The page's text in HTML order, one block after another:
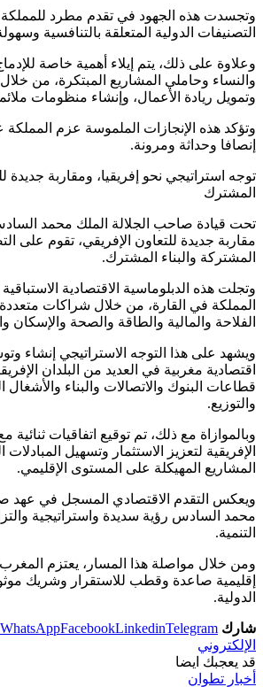
وتجسدت هذه الجهود في تقدم مطرد
التصنيفات الدولية المتعلقة بالتنافسية
وعلاوة على ذلك، يتم إيلاء أهمية خاصة
والنساء وحاملي المشاريع المبتكرة، من خلال
وتمويل ريادة الأعمال، وإنشاء منظومات
وتؤكد هذه الإنجازات الملموسة عزم المملكة
إنصافا وحداثة ومرونة.
توجه استراتيجي نحو إفريقيا، ومقاربة جديدة
المشترك
تحت قيادة صاحب الجلالة الملك محمد
مقاربة جديدة للتعاون الإفريقي، تقوم على
المشتركة والبناء المشترك.
وتجلت هذه الدبلوماسية الاقتصادية
المملكة في القارة، من خلال شراكات متعددة
الفلاحة والمالية والطاقة والصحة والإسكان
ويشهد على هذا التوجه الاستراتيجي إنشاء
اقتصادية مغربية في العديد من البلدان
قطاعات البنوك والاتصالات والبناء والأشغال
والتوزيع.
وبالموازاة مع ذلك، تم توقيع اتفاقيات ثنائية
الإفريقية لتعزيز الاستثمار وتسهيل المبادلات
المشاريع المهيكلة على المستوى الإقليمي.
ويعكس التقدم الاقتصادي المسجل في عهد
محمد السادس رؤية سديدة واستراتيجية
التنمية.
ومن خلال مواصلة هذا المسار، يعتزم
إقليمية صاعدة وقطب للاستقرار وشريك
الدولية.
شارك WhatsAppFacebookLinkedinTelegram
الإلكتروني
قد يعجبك ايضا
أخبار تطوان